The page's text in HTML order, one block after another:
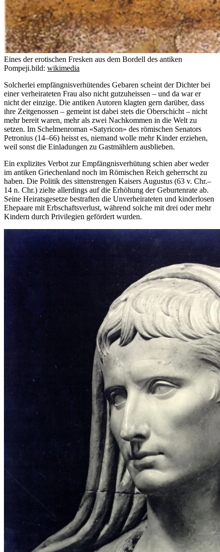
Eines der erotischen Fresken aus dem Bordell des antiken
Pompeji.bild: wikimedia
Solcherlei empfängnisverhütendes Gebaren scheint der Dichter bei
einer verheirateten Frau also nicht gutzuheissen – und da war er
nicht der einzige. Die antiken Autoren klagten gern darüber, dass
ihre Zeitgenossen – gemeint ist dabei stets die Oberschicht – nicht
mehr bereit waren, mehr als zwei Nachkommen in die Welt zu
setzen. Im Schelmenroman «Satyricon» des römischen Senators
Petronius (14–66) heisst es, niemand wolle mehr Kinder erziehen,
weil sonst die Einladungen zu Gastmählern ausblieben.
Ein explizites Verbot zur Empfängnisverhütung schien aber weder
im antiken Griechenland noch im Römischen Reich geherrscht zu
haben. Die Politik des sittenstrengen Kaisers Augustus (63 v. Chr.–
14 n. Chr.) zielte allerdings auf die Erhöhung der Geburtenrate ab.
Seine Heiratsgesetze bestraften die Unverheirateten und kinderlosen
Ehepaare mit Erbschaftsverlust, während solche mit drei oder mehr
Kindern durch Privilegien gefördert wurden.